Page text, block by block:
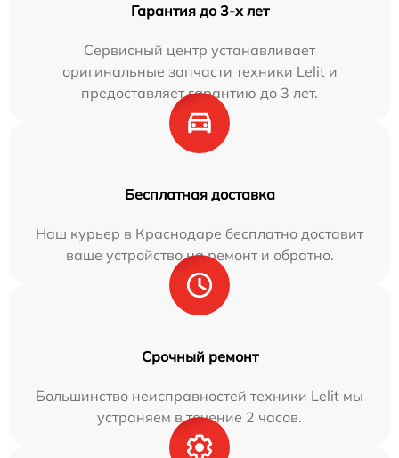
Гарантия до 3-х лет
Сервисный центр устанавливает
оригинальные запчасти техники Lelit и
предоставляет гарантию до 3 лет.
Бесплатная доставка
Наш курьер в Краснодаре бесплатно доставит
ваше устройство на ремонт и обратно.
Срочный ремонт
Большинство неисправностей техники Lelit мы
устраняем в течение 2 часов.